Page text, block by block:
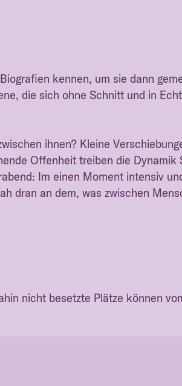
kennen, um sie dann
die sich ohne Schnitt und in
ihnen? Kleine
Offenheit treiben die Dynamik
Im einen Moment intensiv
dran an dem, was zwischen
nicht besetzte Plätze können